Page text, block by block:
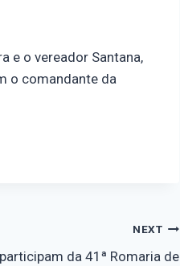
e o vereador Santana,
o comandante da
NEXT
da 41ª Romaria de